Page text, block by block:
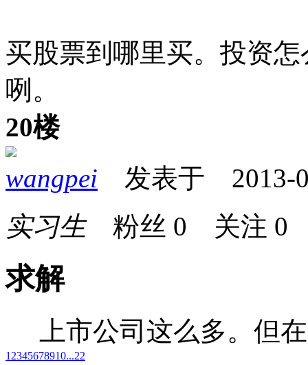
买股票到哪里买。投资
咧。
20楼
wangpei 发表于 2013-
实习生粉丝 0 关注 0
求解
上市公司这么多。但
1 2345678910...22